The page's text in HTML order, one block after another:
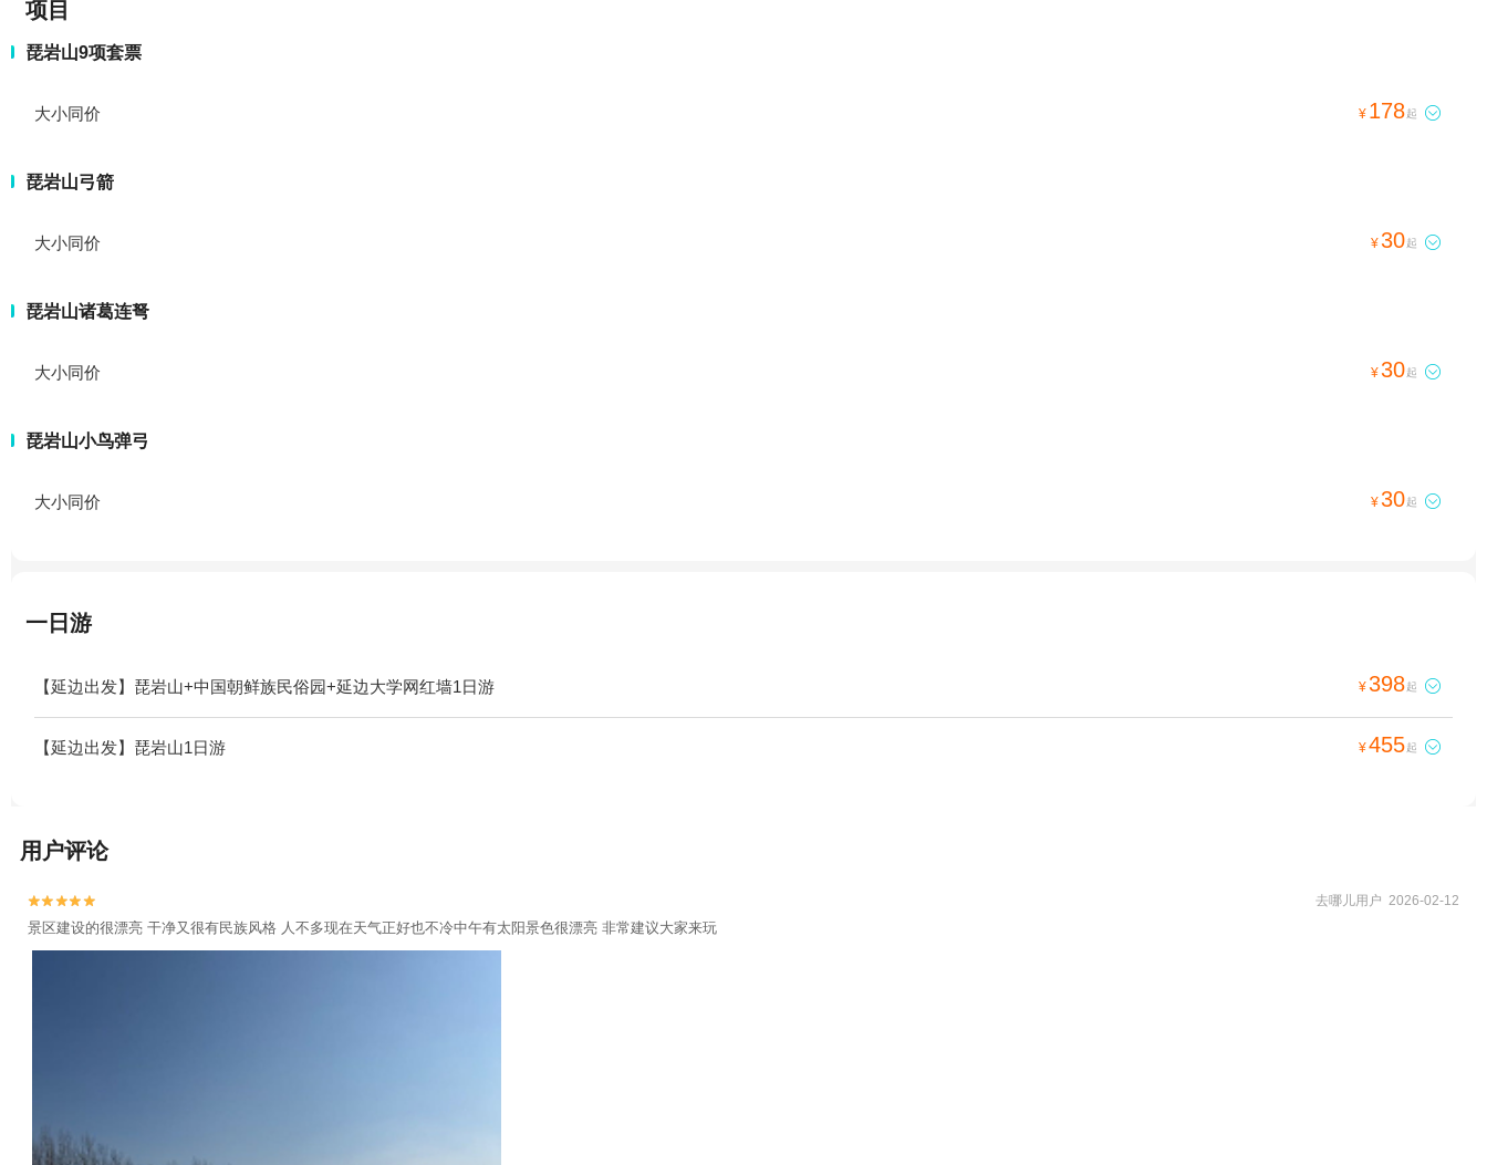
项目
琵岩山9项套票
大小同价 ¥ 178起 
琵岩山弓箭
大小同价 ¥30起 
琵岩山诸葛连弩
大小同价 ¥30起 
琵岩山小鸟弹弓
大小同价 ¥30起 
一日游
【延边出发】琵岩山+中国朝鲜族民俗园+延边大学网红墙1日游 ¥398起 
【延边出发】琵岩山1日游 ¥455起 
用户评论

 去哪儿用户 2026-02-12
景区建设的很漂亮 干净又很有民族风格 人不多现在天气正好也不冷中午有太阳景色很漂亮 非常建议大家来玩